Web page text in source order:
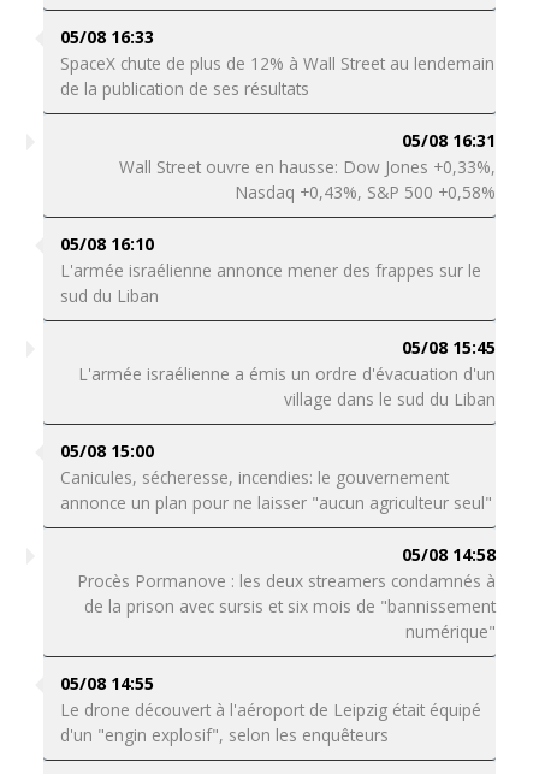
05/08 16:33
SpaceX chute de plus de 12% à Wall Street au lendemain
de la publication de ses résultats
05/08 16:31
Wall Street ouvre en hausse: Dow Jones +0,33%,
Nasdaq +0,43%, S&P 500 +0,58%
05/08 16:10
L'armée israélienne annonce mener des frappes sur le
sud du Liban
05/08 15:45
L'armée israélienne a émis un ordre d'évacuation d'un
village dans le sud du Liban
05/08 15:00
Canicules, sécheresse, incendies: le gouvernement
annonce un plan pour ne laisser "aucun agriculteur seul"
05/08 14:58
Procès Pormanove : les deux streamers condamnés à
de la prison avec sursis et six mois de "bannissement
numérique"
05/08 14:55
Le drone découvert à l'aéroport de Leipzig était équipé
d'un "engin explosif", selon les enquêteurs